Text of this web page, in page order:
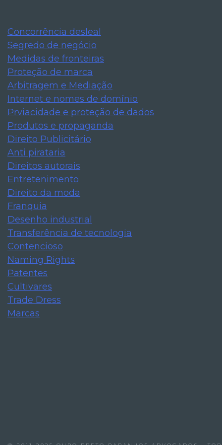
Concorrência desleal
Segredo de negócio
Medidas de fronteiras
Proteção de marca
Arbitragem e Mediação
Internet e nomes de domínio
Prviacidade e proteção de dados
Produtos e propaganda
Direito Publicitário
Anti pirataria
Direitos autorais
Entretenimento
Direito da moda
Franquia
Desenho industrial
Transferência de tecnologia
Contencioso
Naming Rights
Patentes
Cultivares
Trade Dress
Marcas